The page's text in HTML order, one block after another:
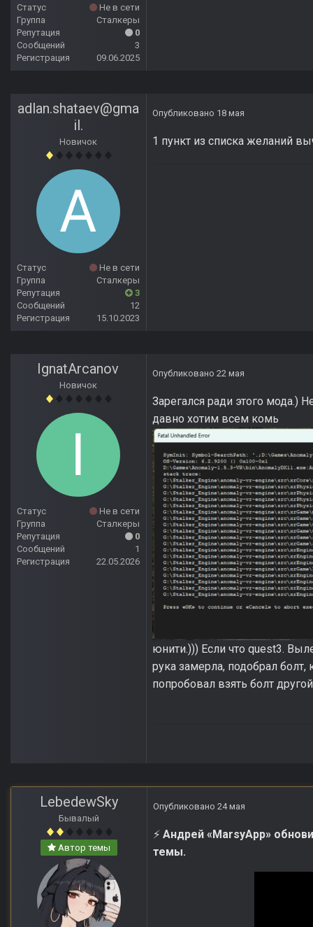
Статус
Не в сети
Группа
Сталкеры
Репутация
0
Сообщений
3
Регистрация
09.06.2025
adlan.shataev@gma
il.
Новичок
Статус
Не в сети
Группа
Сталкеры
Репутация
3
Сообщений
12
Регистрация
15.10.2023
Опубликовано 18 мая
1 пункт из списка желаний
IgnatArcanov
Новичок
Статус
Не в сети
Группа
Сталкеры
Репутация
0
Сообщений
1
Регистрация
22.05.2026
Опубликовано 22 мая
Зарегался ради этого мода.)
давно хотим всем комь
юнити.))) Если что quest3.
рука замерла, подобрал
попробовал взять болт
LebedewSky
Бывалый
Автор темы
Опубликовано 24 мая
⚡ Андрей «MarsyApp»
темы.